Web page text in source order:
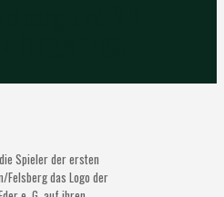
Spieler der ersten
Felsberg das Logo der